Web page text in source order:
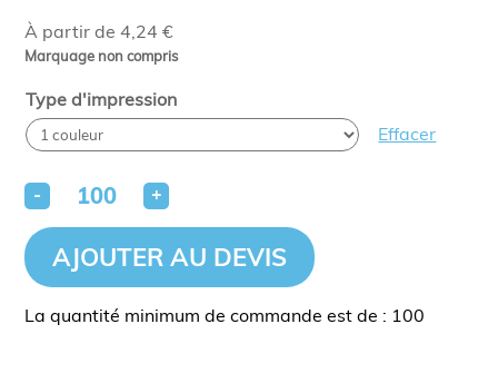
À partir de 4,24 €
Marquage non compris
Type d'impression
Effacer
- +
AJOUTER AU DEVIS
La quantité minimum de commande est de : 100